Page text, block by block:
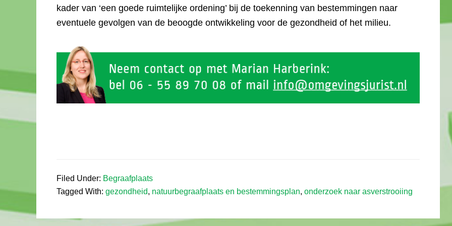
kader van ‘een goede ruimtelijke ordening’ bij de toekenning van bestemmingen naar
eventuele gevolgen van de beoogde ontwikkeling voor de gezondheid of het milieu.
Filed Under: Begraafplaats
Tagged With: gezondheid, natuurbegraafplaats en bestemmingsplan, onderzoek naar asverstrooiing